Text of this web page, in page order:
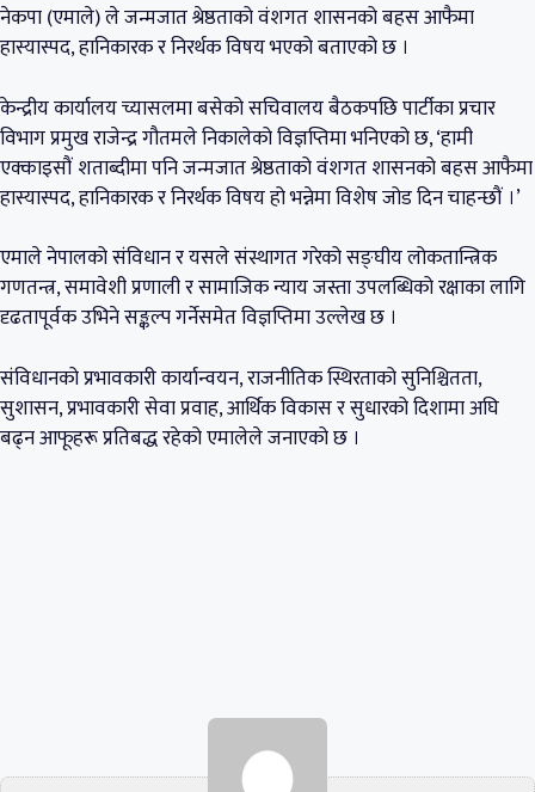
नेकपा (एमाले) ले जन्मजात श्रेष्ठताको वंशगत शासनको बहस आफैमा
हास्यास्पद, हानिकारक र निरर्थक विषय भएको बताएको छ ।
केन्द्रीय कार्यालय च्यासलमा बसेको सचिवालय बैठकपछि पार्टीका प्रचार
विभाग प्रमुख राजेन्द्र गौतमले निकालेको विज्ञप्तिमा भनिएको छ, ‘हामी
एक्काइसौं शताब्दीमा पनि जन्मजात श्रेष्ठताको वंशगत शासनको बहस आफैमा
हास्यास्पद, हानिकारक र निरर्थक विषय हो भन्नेमा विशेष जोड दिन चाहन्छौं ।’
एमाले नेपालको संविधान र यसले संस्थागत गरेको सङ्घीय लोकतान्त्रिक
गणतन्त्र, समावेशी प्रणाली र सामाजिक न्याय जस्ता उपलब्धिको रक्षाका लागि
दृढतापूर्वक उभिने सङ्कल्प गर्नेसमेत विज्ञप्तिमा उल्लेख छ ।
संविधानको प्रभावकारी कार्यान्वयन, राजनीतिक स्थिरताको सुनिश्चितता,
सुशासन, प्रभावकारी सेवा प्रवाह, आर्थिक विकास र सुधारको दिशामा अघि
बढ्न आफूहरू प्रतिबद्ध रहेको एमालेले जनाएको छ ।